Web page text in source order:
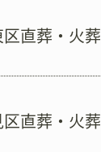
区直葬・火葬
区直葬・火葬